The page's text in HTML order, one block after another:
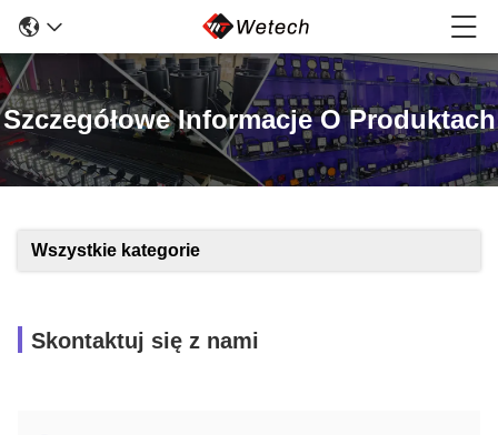
Szczegółowe Informacje O Produktach
Wszystkie kategorie
Skontaktuj się z nami